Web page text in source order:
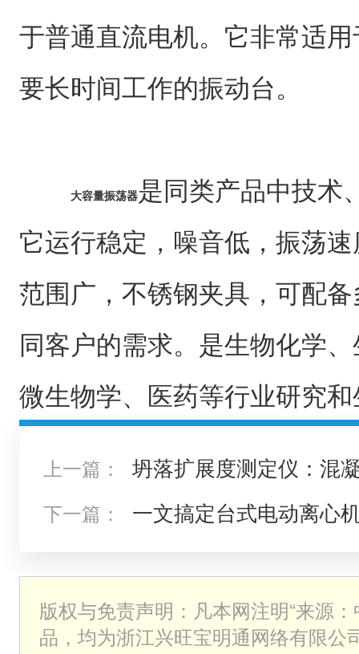
于普通直流电机。它非常适
要长时间工作的振动台。
大容量振荡器是同类产品中技术
它运行稳定，噪音低，振荡
范围广，不锈钢夹具，可配
同客户的需求。是生物化学
微生物学、医药等行业研究
上一篇：
坍落扩展度测定仪：混
具
下一篇： 一文搞定台式电动离心
版权与免责声明：凡本网注明“来源
品，均为浙江兴旺宝明通网络有限公